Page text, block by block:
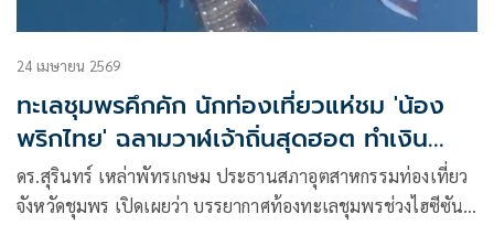
24 เมษายน 2569
ทะเลชุมพรคึกคัก นักท่องเที่ยวแห่ชม 'น้อง
พริกไทย' ฉลามวาฬเจ้าถิ่นสุดฮอต ทำเงิน
สะพัดสัปดาห์ละ 20 ล้าน
ดร.สุรินทร์ เหล่าพัทรเกษม ประธานสภาอุตสาหกรรมท่องเที่ยว
จังหวัดชุมพร เปิดเผยว่า บรรยากาศท้องทะเลชุมพรช่วงไฮซีซัน